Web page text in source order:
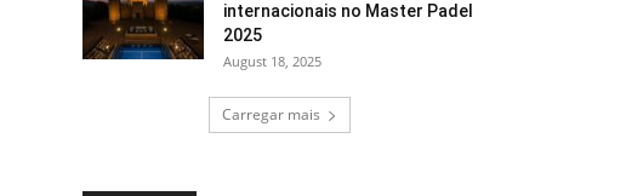
internacionais no Master Padel
2025
August 18, 2025
Carregar mais